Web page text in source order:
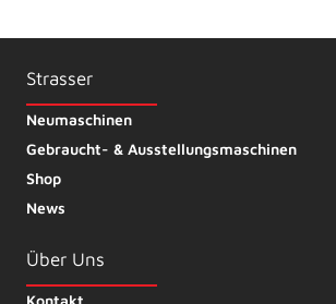
Strasser
Neumaschinen
Gebraucht- & Ausstellungsmaschinen
Shop
News
Über Uns